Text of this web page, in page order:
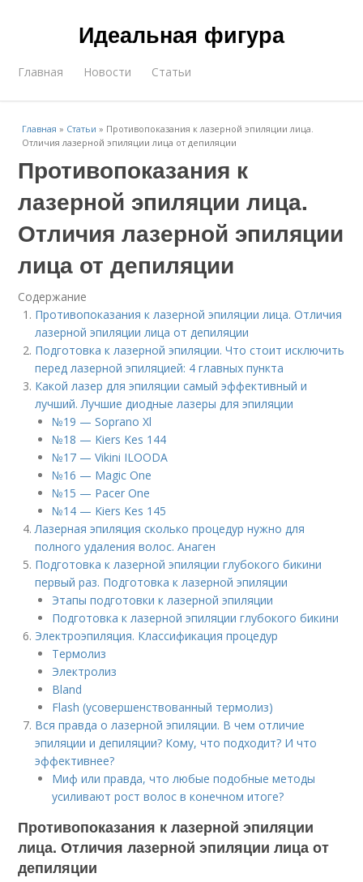
Идеальная фигура
Главная Новости Статьи
Главная » Статьи » Противопоказания к лазерной эпиляции лица.
Отличия лазерной эпиляции лица от депиляции
Противопоказания к
лазерной эпиляции лица.
Отличия лазерной эпиляции
лица от депиляции
Содержание
Противопоказания к лазерной эпиляции лица. Отличия
лазерной эпиляции лица от депиляции
Подготовка к лазерной эпиляции. Что стоит исключить
перед лазерной эпиляцией: 4 главных пункта
Какой лазер для эпиляции самый эффективный и
лучший. Лучшие диодные лазеры для эпиляции
№19 — Soprano Xl
№18 — Kiers Kes 144
№17 — Vikini ILOODA
№16 — Magic One
№15 — Pacer One
№14 — Kiers Kes 145
Лазерная эпиляция сколько процедур нужно для
полного удаления волос. Анаген
Подготовка к лазерной эпиляции глубокого бикини
первый раз. Подготовка к лазерной эпиляции
Этапы подготовки к лазерной эпиляции
Подготовка к лазерной эпиляции глубокого бикини
Электроэпиляция. Классификация процедур
Термолиз
Электролиз
Bland
Flash (усовершенствованный термолиз)
Вся правда о лазерной эпиляции. В чем отличие
эпиляции и депиляции? Кому, что подходит? И что
эффективнее?
Миф или правда, что любые подобные методы
усиливают рост волос в конечном итоге?
Противопоказания к лазерной эпиляции
лица. Отличия лазерной эпиляции лица от
депиляции